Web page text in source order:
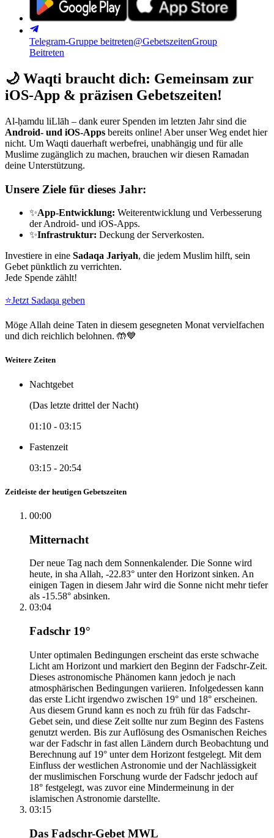
Telegram-Gruppe beitreten@GebetszeitenGroup
Beitreten
🌙 Waqti braucht dich: Gemeinsam zur
iOS-App & präzisen Gebetszeiten!
Al-ḥamdu liLlāh – dank eurer Spenden im letzten Jahr sind die
Android- und iOS-Apps bereits online! Aber unser Weg endet hier
nicht. Um Waqti dauerhaft werbefrei, unabhängig und für alle
Muslime zugänglich zu machen, brauchen wir diesen Ramadan
deine Unterstützung.
Unsere Ziele für dieses Jahr:
✨App-Entwicklung: Weiterentwicklung und Verbesserung
der Android- und iOS-Apps.
✨Infrastruktur: Deckung der Serverkosten.
Investiere in eine Sadaqa Jariyah, die jedem Muslim hilft, sein
Gebet pünktlich zu verrichten.
Jede Spende zählt!
⭐Jetzt Sadaqa geben
Möge Allah deine Taten in diesem gesegneten Monat vervielfachen
und dich reichlich belohnen. 🤲💙
Weitere Zeiten
Nachtgebet
(Das letzte drittel der Nacht)
01:10 - 03:15
Fastenzeit
03:15 - 20:54
Zeitleiste der heutigen Gebetszeiten
00:00
Mitternacht
Der neue Tag nach dem Sonnenkalender. Die Sonne wird
heute, in sha Allah, -22.83° unter den Horizont sinken. An
einigen Tagen in diesem Jahr wird die Sonne nicht mehr tiefer
als -15.58° absinken.
03:04
Fadschr 19°
Unter optimalen Bedingungen erscheint das erste schwache
Licht am Horizont und markiert den Beginn der Fadschr-Zeit.
Dieses astronomische Phänomen kann jedoch je nach
atmosphärischen Bedingungen variieren. Infolgedessen kann
das erste Licht irgendwo zwischen 19° und 18° erscheinen.
Aus diesem Grund kann es noch zu früh für das Fadschr-
Gebet sein, und diese Zeit sollte nur zum Beginn des Fastens
genutzt werden. Bis zur Auflösung des Osmanischen Reiches
war der Fadschr in fast allen Ländern durch Beobachtung und
Berechnung auf 19° unter dem Horizont festgelegt. Mit dem
Einfluss der westlichen Astronomie und der Nachlässigkeit
der muslimischen Forschung wurde der Fadschr jedoch auf
18° festgelegt, was zuvor eine Mindermeinung in der
islamischen Astronomie darstellte.
03:15
Das Fadschr-Gebet MWL